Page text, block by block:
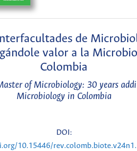
de
valor a la
Colombia
of Microbiology: 30 years
Microbiology in Colombia
DOI:
10.15446/